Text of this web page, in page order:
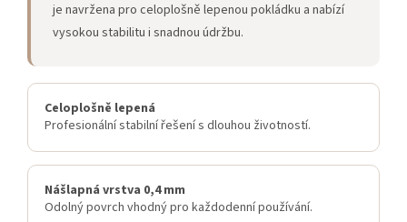
je navržena pro celoplošně lepenou pokládku a nabízí
vysokou stabilitu i snadnou údržbu.
Celoplošně lepená
Profesionální stabilní řešení s dlouhou životností.
Nášlapná vrstva 0,4 mm
Odolný povrch vhodný pro každodenní používání.